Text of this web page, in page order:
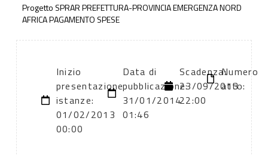
Progetto SPRAR PREFETTURA-PROVINCIA EMERGENZA NORD
AFRICA PAGAMENTO SPESE
Inizio
presentazione
istanze:
01/02/2013
00:00
Data di
pubblicazione:
31/01/2014
01:46
Scadenza:
23/09/2013
22:00
Numero
atto: